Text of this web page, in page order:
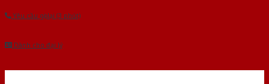
Yêu cầu gọi lại (3 phút)
Dành cho đại lý